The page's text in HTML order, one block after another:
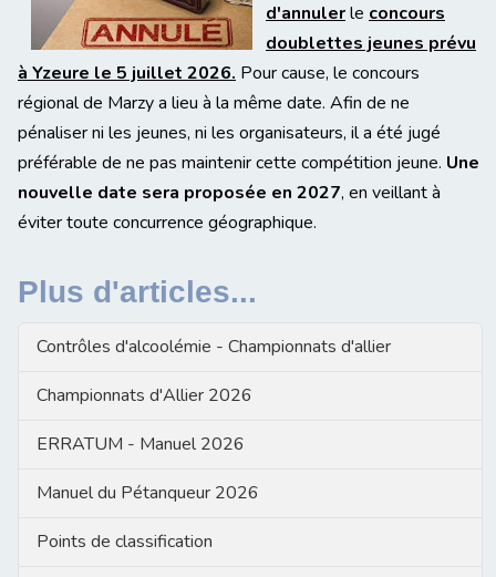
d'annulerle concours
doublettes jeunes prévu
à Yzeure le 5 juillet 2026. Pour cause, le concours
régional de Marzy a lieu à la même date. Afin de ne
pénaliser ni les jeunes, ni les organisateurs, il a été jugé
préférable de ne pas maintenir cette compétition jeune. Une
nouvelle date sera proposée en 2027, en veillant à
éviter toute concurrence géographique.
Plus d'articles...
Contrôles d'alcoolémie - Championnats d'allier
Championnats d'Allier 2026
ERRATUM - Manuel 2026
Manuel du Pétanqueur 2026
Points de classification